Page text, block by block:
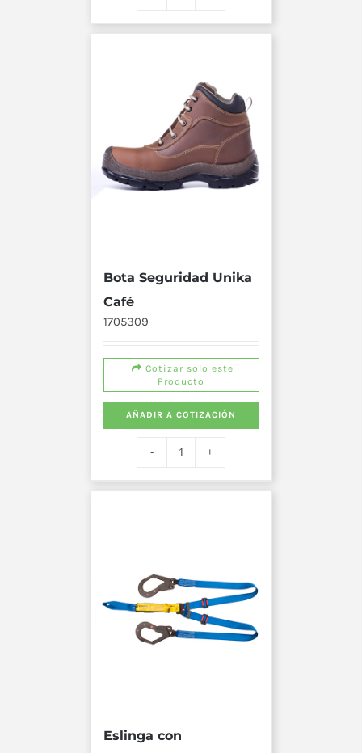
Bota Seguridad Unika
Café
1705309
Cotizar solo este
Producto
AÑADIR A COTIZACIÓN
Eslinga con